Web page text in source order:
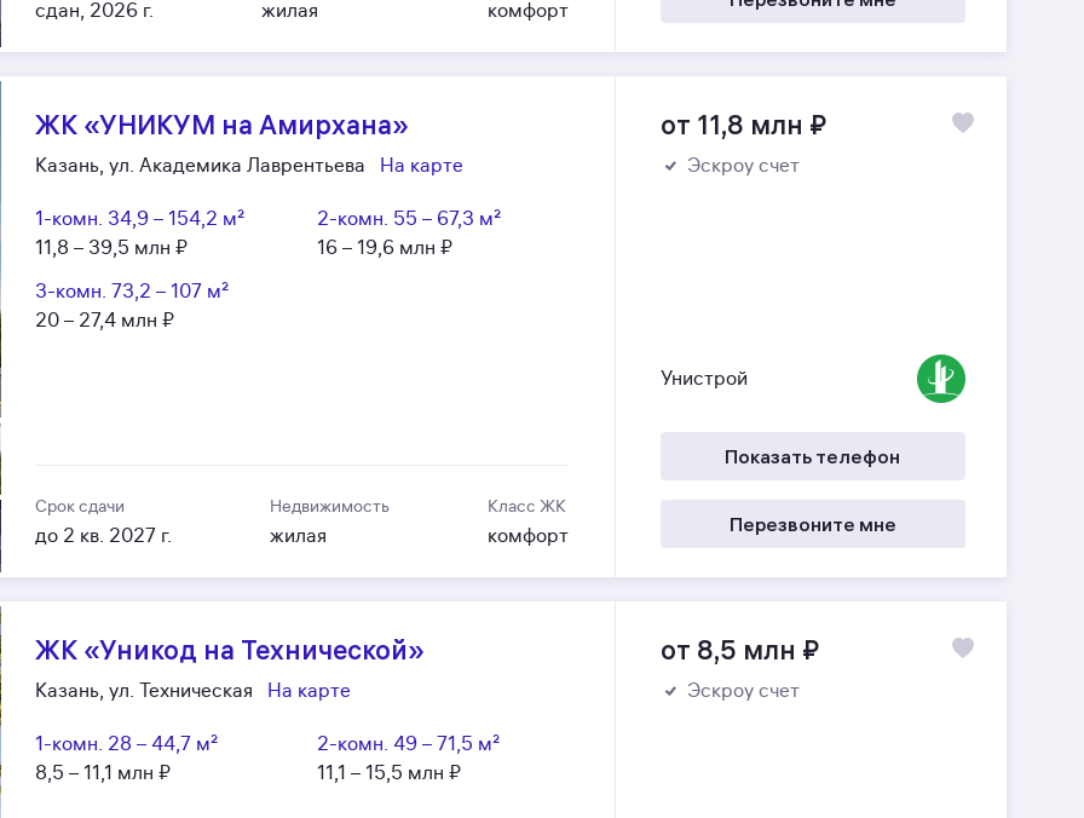
сдан, 2026 г. жилая комфорт
ЖК «УНИКУМ на Амирхана»
Казань, ул. Академика Лаврентьева На карте
1-комн. 34,9 – 154,2 м²
11,8 – 39,5 млн ₽
2-комн. 55 – 67,3 м²
16 – 19,6 млн ₽
3-комн. 73,2 – 107 м²
20 – 27,4 млн ₽
Срок сдачи
до 2 кв. 2027 г.
Недвижимость
жилая
Класс ЖК
комфорт
от 11,8 млн ₽
Эскроу счет
Унистрой
Показать телефон
Перезвоните мне
ЖК «Уникод на Технической»
Казань, ул. Техническая На карте
1-комн. 28 – 44,7 м²
8,5 – 11,1 млн ₽
2-комн. 49 – 71,5 м²
11,1 – 15,5 млн ₽
от 8,5 млн ₽
Эскроу счет